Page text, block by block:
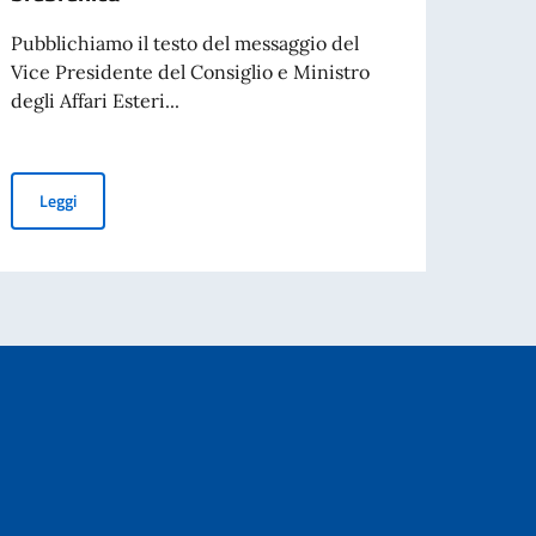
settembre
Kotor Varoš
Pubblichiamo il testo del messaggio del
Vice Presidente del Consiglio e Ministro
degli Affari Esteri...
LeggiMessaggio del Vice Presidente del Consiglio e Ministro degli